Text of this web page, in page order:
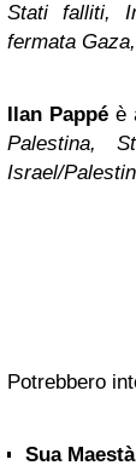
Stati falliti,
fermata
Ilan Pappéè
Palestina,
Israel/
Potrebbero
Sua